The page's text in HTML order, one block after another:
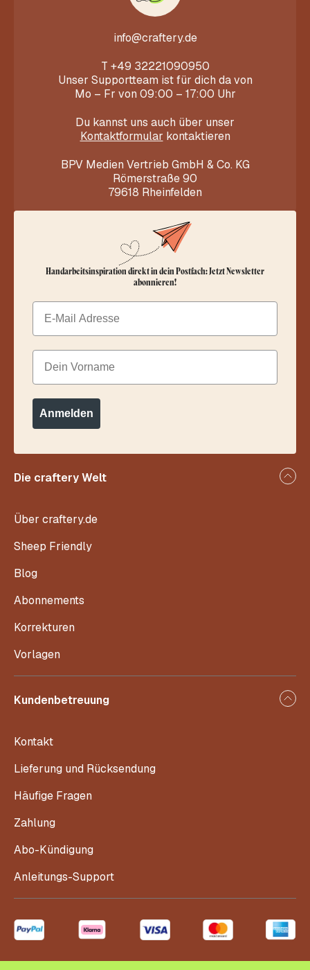
info@craftery.de
T +49 32221090950
Unser Supportteam ist für dich da von
Mo – Fr von 09:00 – 17:00 Uhr
Du kannst uns auch über unser
Kontaktformular kontaktieren
BPV Medien Vertrieb GmbH & Co. KG
Römerstraße 90
79618 Rheinfelden
Die craftery Welt
Über craftery.de
Sheep Friendly
Blog
Abonnements
Korrekturen
Vorlagen
Kundenbetreuung
Kontakt
Lieferung und Rücksendung
Häufige Fragen
Zahlung
Abo-Kündigung
Anleitungs-Support
Handarbeitsinspiration direkt in dein Postfach: Jetzt Newsletter
abonnieren!
Email
Dein Vorname
Anmelden